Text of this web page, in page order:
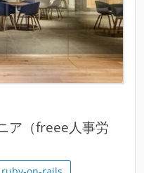
ア（freee人事労